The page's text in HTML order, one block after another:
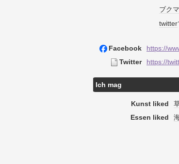
ブクマ
twitter
Facebook
https://
Twitter
https://
Ich mag
Kunst liked
Essen liked